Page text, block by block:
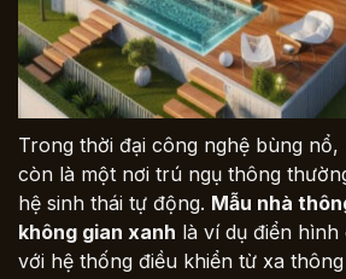
Trong thời đại công nghệ bùng
còn là một nơi trú ngụ thông
hệ sinh thái tự động. Mẫu nhà
không gian xanh là ví dụ điển
với hệ thống điều khiển từ xa